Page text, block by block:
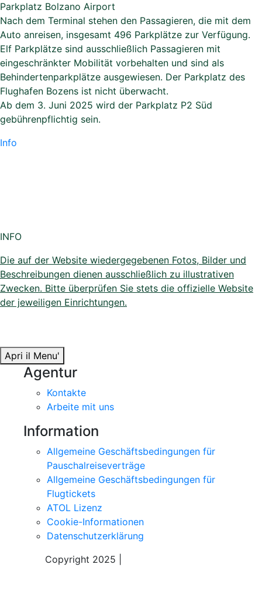
Parkplatz Bolzano Airport
Nach dem Terminal stehen den Passagieren, die mit dem
Auto anreisen, insgesamt 496 Parkplätze zur Verfügung.
Elf Parkplätze sind ausschließlich Passagieren mit
eingeschränkter Mobilität vorbehalten und sind als
Behindertenparkplätze ausgewiesen. Der Parkplatz des
Flughafen Bozens ist nicht überwacht.
Ab dem 3. Juni 2025 wird der Parkplatz P2 Süd
gebührenpflichtig sein.
Info
INFO
Die auf der Website wiedergegebenen Fotos, Bilder und
Beschreibungen dienen ausschließlich zu illustrativen
Zwecken. Bitte überprüfen Sie stets die offizielle Website
der jeweiligen Einrichtungen.
Apri il Menu'
Agentur
Kontakte
Arbeite mit uns
Information
Allgemeine Geschäftsbedingungen für
Pauschalreiseverträge
Allgemeine Geschäftsbedingungen für
Flugtickets
ATOL Lizenz
Cookie-Informationen
Datenschutzerklärung
Copyright 2025 |